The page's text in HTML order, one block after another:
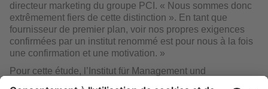
directeur marketing du groupe PCI. « Nous sommes donc
extrêmement fiers de cette distinction ». En tant que
fournisseur de premier plan, voir nos propres exigences
confirmées par un institut renommé est pour nous à la fois
une confirmation et une motivation. »
Pour cette étude, l’Institut für Management und